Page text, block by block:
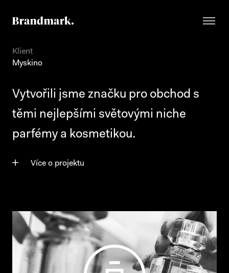
Klient
Myskino
Vytvořili jsme značku pro obchod s
těmi nejlepšími světovými niche
parfémy a kosmetikou.
Více o projektu